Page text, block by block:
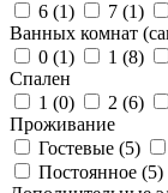
6 (1) 7 (1)
Ванных комнат
0 (1) 1 (8)
Спален
1 (0) 2 (6)
Проживание
Гостевые (5)
Постоянное (5)